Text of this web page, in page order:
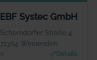
EBF Systec GmbH
Schorndorfer Straße 4
71364 Winnenden
Details
EBF SYSTEC GMBH
ANSPRECHPARTNER
Herr Dieter Ebel
WEBSITE